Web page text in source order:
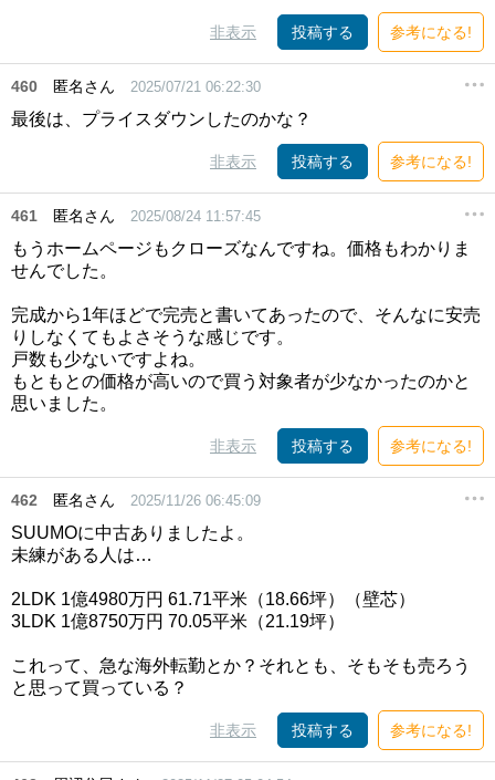
非表示 投稿する 参考になる!
460 匿名さん 2025/07/21 06:22:30
最後は、プライスダウンしたのかな？
非表示 投稿する 参考になる!
461 匿名さん 2025/08/24 11:57:45
もうホームページもクローズなんですね。価格もわかりま
せんでした。
完成から1年ほどで完売と書いてあったので、そんなに安売
りしなくてもよさそうな感じです。
戸数も少ないですよね。
もともとの価格が高いので買う対象者が少なかったのかと
思いました。
非表示 投稿する 参考になる!
462 匿名さん 2025/11/26 06:45:09
SUUMOに中古ありましたよ。
未練がある人は…
2LDK 1億4980万円 61.71平米（18.66坪）（壁芯）
3LDK 1億8750万円 70.05平米（21.19坪）
これって、急な海外転勤とか？それとも、そもそも売ろう
と思って買っている？
非表示 投稿する 参考になる!